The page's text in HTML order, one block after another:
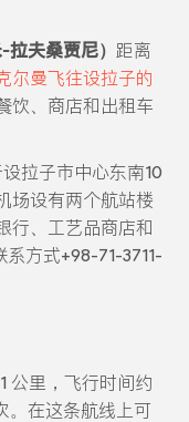
夫桑贾尼） 距离
尔曼飞往设拉子的
饮、商店和出租车
拉子市中心东南10
场设有两个航站楼
行、工艺品商店和
方式+98-71-3711-
公里，飞行时间约
。在这条航线上可